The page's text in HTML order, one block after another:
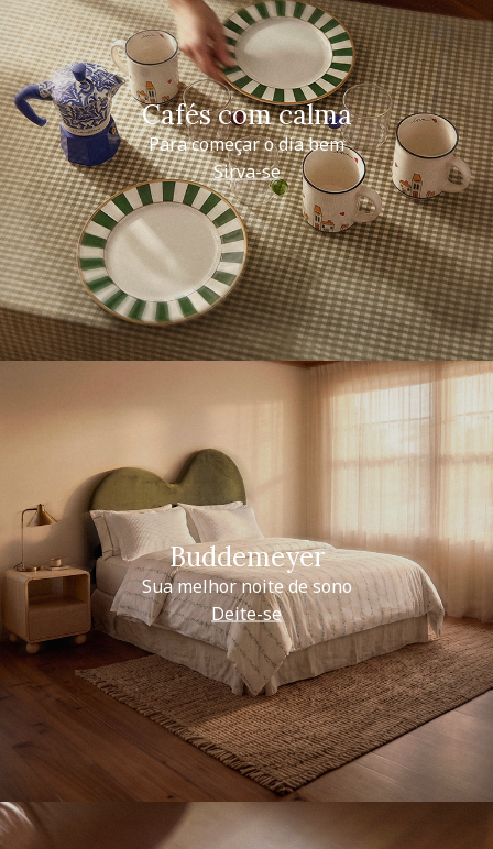
Cafés com calma
Para começar o dia bem
Sirva-se
Buddemeyer
Sua melhor noite de sono
Deite-se